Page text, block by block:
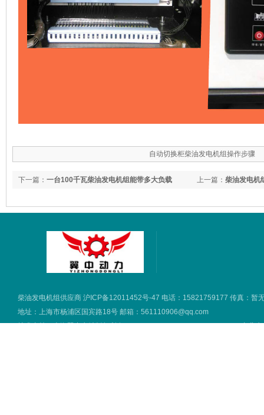
自动切换柜柴油发电机组操作步骤
上一篇： 柴油发电机
下一篇： 一台100千瓦柴油发电机组能带多大负载
柴油发电机组供应商 沪ICP备12011452号-47 电话：15821759177 传真：暂
地址：上海市杨浦区国宾路18号 邮箱：561110906@qq.com